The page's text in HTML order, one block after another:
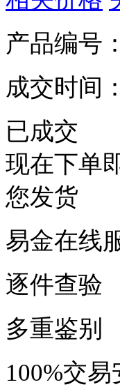
产品编号：
成交时间：
已成交
现在下单
您发货
易金在线
逐件查验
多重鉴别
100%交